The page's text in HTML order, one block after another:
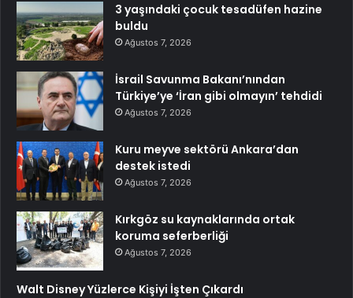
3 yaşındaki çocuk tesadüfen hazine
buldu
Ağustos 7, 2026
İsrail Savunma Bakanı’nından
Türkiye’ye ‘İran gibi olmayın’ tehdidi
Ağustos 7, 2026
Kuru meyve sektörü Ankara’dan
destek istedi
Ağustos 7, 2026
Kırkgöz su kaynaklarında ortak
koruma seferberliği
Ağustos 7, 2026
Walt Disney Yüzlerce Kişiyi İşten Çıkardı